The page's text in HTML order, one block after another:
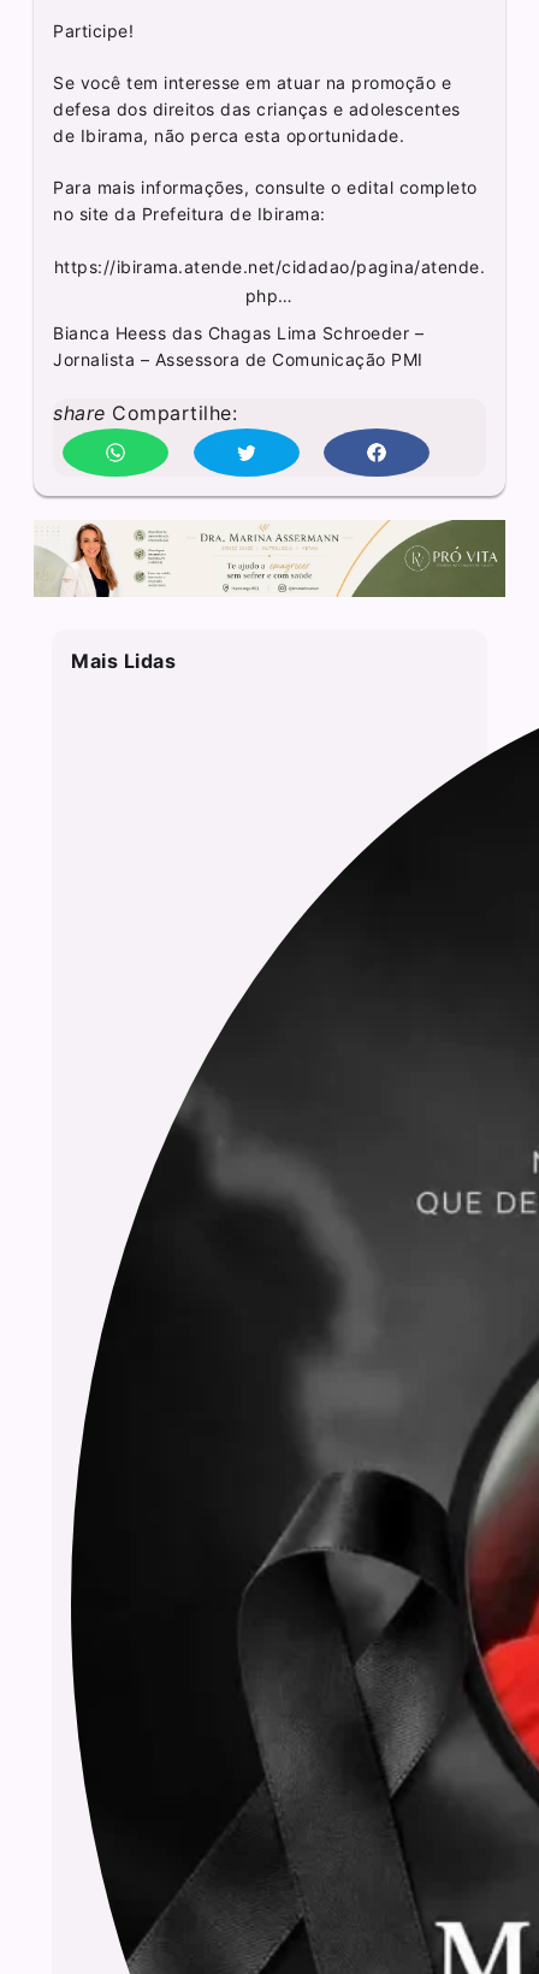
Participe!
Se você tem interesse em atuar na promoção e
defesa dos direitos das crianças e adolescentes
de Ibirama, não perca esta oportunidade.
Para mais informações, consulte o edital completo
no site da Prefeitura de Ibirama:
https://ibirama.atende.net/cidadao/pagina/atende.
php…
Bianca Heess das Chagas Lima Schroeder –
Jornalista – Assessora de Comunicação PMI
share Compartilhe:
Mais Lidas